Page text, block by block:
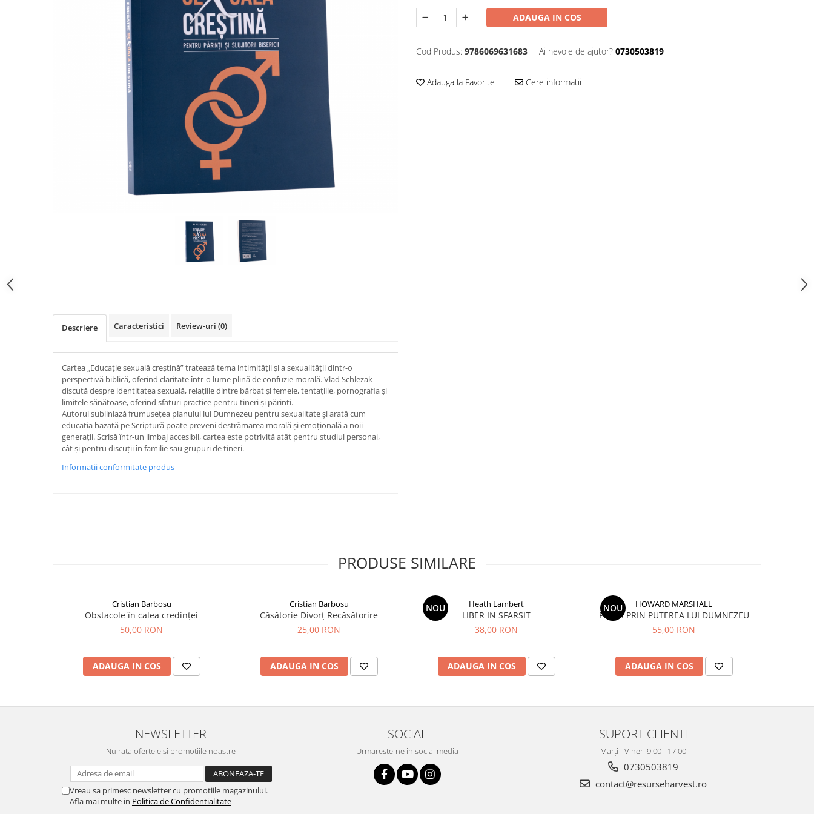
Prietenie, Logodnă și Căsătorie
Finanțe
Romane, Nuvele și Povestiri
ADAUGA IN COS
Cod Produs: 9786069631683 Ai nevoie de ajutor? 0730503819
Adauga la Favorite Cere informatii
Descriere Caracteristici Review-uri (0)
Cartea „Educație sexuală creștină” tratează tema intimității și a sexualității dintr-o
perspectivă biblică, oferind claritate într-o lume plină de confuzie morală. Vlad Schlezak
discută despre identitatea sexuală, relațiile dintre bărbat și femeie, tentațiile, pornografia și
limitele sănătoase, oferind sfaturi practice pentru tineri și părinți.
Autorul subliniază frumusețea planului lui Dumnezeu pentru sexualitate și arată cum
educația bazată pe Scriptură poate preveni destrămarea morală și emoțională a noii
generații. Scrisă într-un limbaj accesibil, cartea este potrivită atât pentru studiul personal,
cât și pentru discuții în familie sau grupuri de tineri.
Informatii conformitate produs
PRODUSE SIMILARE
Cristian Barbosu
Obstacole în calea credinței
50,00 RON
ADAUGA IN COS
Cristian Barbosu
Căsătorie Divorț Recăsătorire
25,00 RON
ADAUGA IN COS
NOU Heath Lambert
LIBER IN SFARSIT
38,00 RON
ADAUGA IN COS
NOU HOWARD MARSHALL
PAZITI PRIN PUTEREA LUI DUMNEZEU
55,00 RON
ADAUGA IN COS
NEWSLETTER
Nu rata ofertele si promotiile noastre
Vreau sa primesc newsletter cu promotiile magazinului.
Afla mai multe in Politica de Confidentialitate
SOCIAL
Urmareste-ne in social media
SUPORT CLIENTI
Marți - Vineri 9:00 - 17:00
0730503819
contact@resurseharvest.ro